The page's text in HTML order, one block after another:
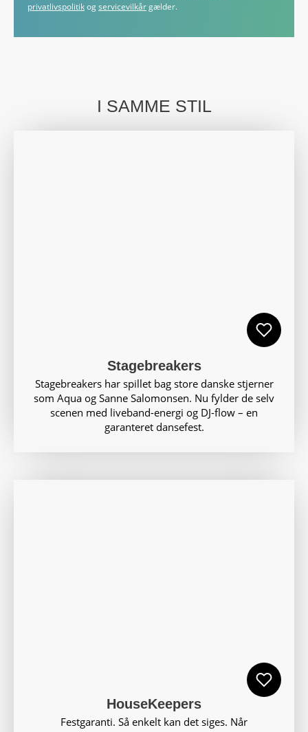
privatlivspolitik og servicevilkår gælder.
I SAMME STIL
Stagebreakers
Stagebreakers har spillet bag store danske stjerner
som Aqua og Sanne Salomonsen. Nu fylder de selv
scenen med liveband-energi og DJ-flow – en
garanteret dansefest.
HouseKeepers
Festgaranti. Så enkelt kan det siges. Når